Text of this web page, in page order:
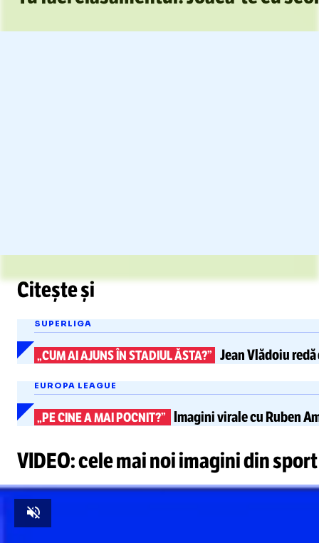
Citește și
SUPERLIGA
„CUM AI AJUNS ÎN STADIUL ĂSTA?” Jean Vlădoiu
EUROPA LEAGUE
„PE CINE A MAI POCNIT?” Imagini virale cuRuben
VIDEO: cele mai noi imagini din sport
Unmute